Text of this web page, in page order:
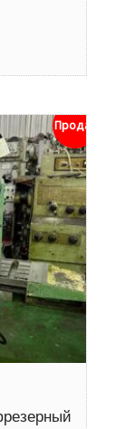
Продан